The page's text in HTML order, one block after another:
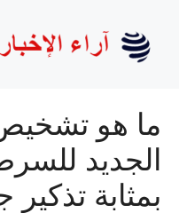
المحتوى
ما هو
الجديد
بمثابة